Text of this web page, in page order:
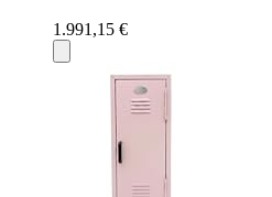
1.991,15 €